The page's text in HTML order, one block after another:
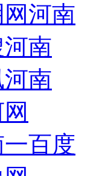
河南
河南
河南
百度